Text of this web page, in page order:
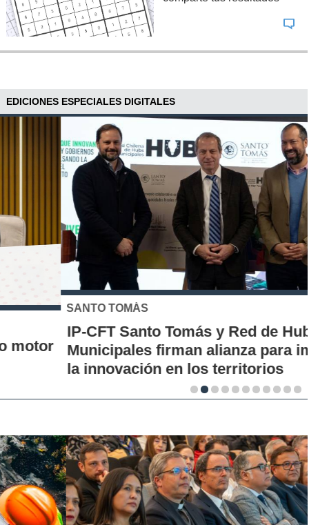
EDICIONES ESPECIALES DIGITALES
SANTO TOMÁS
IP-CFT Santo Tomás y Red de Hubs
Municipales firman alianza para impulsar
la innovación en los territorios